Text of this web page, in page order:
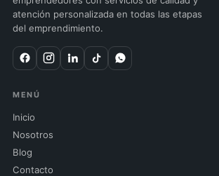
atención personalizada en todas las etapas
del emprendimiento.
MENÚ
Inicio
Nosotros
Blog
Contacto